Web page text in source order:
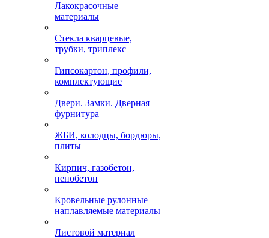
Лакокрасочные
материалы
Стекла кварцевые,
трубки, триплекс
Гипсокартон, профили,
комплектующие
Двери. Замки. Дверная
фурнитура
ЖБИ, колодцы, бордюры,
плиты
Кирпич, газобетон,
пенобетон
Кровельные рулонные
наплавляемые материалы
Листовой материал